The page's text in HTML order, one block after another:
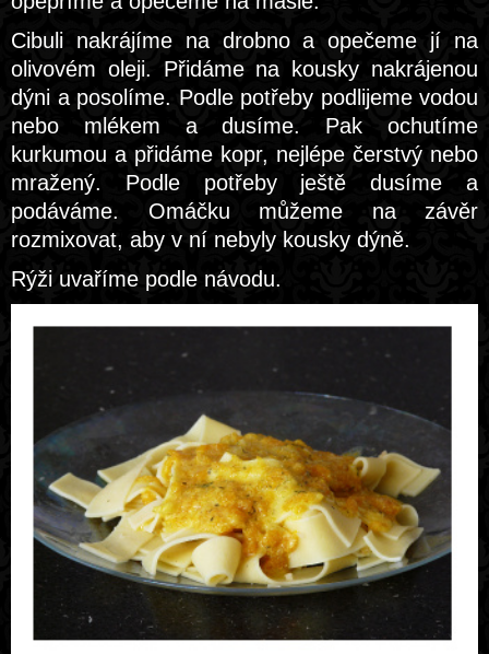
Cibuli nakrájíme na drobno a opečeme jí na
olivovém oleji. Přidáme na kousky nakrájenou
dýni a posolíme. Podle potřeby podlijeme vodou
nebo mlékem a dusíme. Pak ochutíme
kurkumou a přidáme kopr, nejlépe čerstvý nebo
mražený. Podle potřeby ještě dusíme a
podáváme. Omáčku můžeme na závěr
rozmixovat, aby v ní nebyly kousky dýně.
Rýži uvaříme podle návodu.